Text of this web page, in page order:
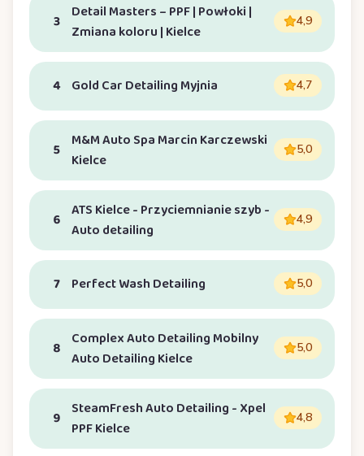
3 Detail Masters – PPF | Powłoki |
Zmiana koloru | Kielce
4,9
4 Gold Car Detailing Myjnia 4,7
5 M&M Auto Spa Marcin Karczewski
Kielce
5,0
6 ATS Kielce - Przyciemnianie szyb -
Auto detailing
4,9
7 Perfect Wash Detailing 5,0
8 Complex Auto Detailing Mobilny
Auto Detailing Kielce
5,0
9 SteamFresh Auto Detailing - Xpel
PPF Kielce
4,8